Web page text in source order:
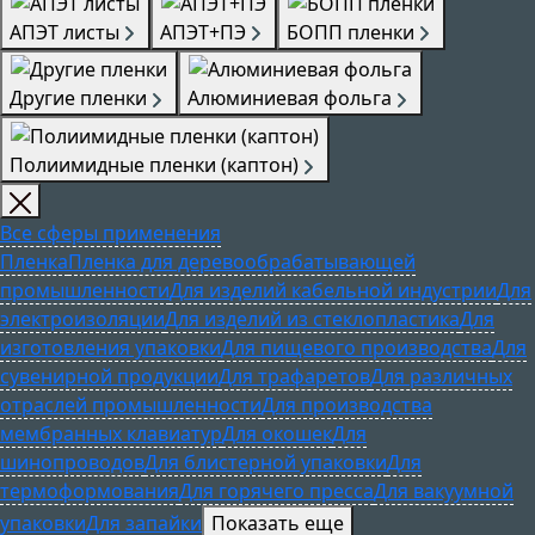
АПЭТ листы АПЭТ+ПЭ БОПП пленки
Другие пленки Алюминиевая фольга
Полиимидные пленки (каптон)
Все сферы применения
ПленкаПленка для деревообрабатывающей
промышленностиДля изделий кабельной индустрииДля
электроизоляцииДля изделий из стеклопластикаДля
изготовления упаковкиДля пищевого производстваДля
сувенирной продукцииДля трафаретовДля различных
отраслей промышленностиДля производства
мембранных клавиатурДля окошекДля
шинопроводовДля блистерной упаковкиДля
термоформованияДля горячего прессаДля вакуумной
упаковкиДля запайки Показать еще